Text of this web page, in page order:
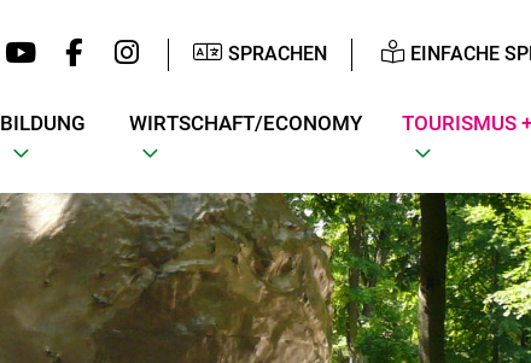
SPRACHEN EINFACHE
BILDUNG WIRTSCHAFT/ECONOMY TOURISMUS